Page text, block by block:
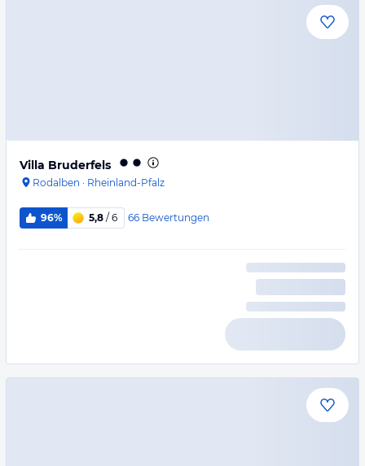
Villa Bruderfels
Rodalben · Rheinland-Pfalz
96% 5,8 / 6 66 Bewertungen